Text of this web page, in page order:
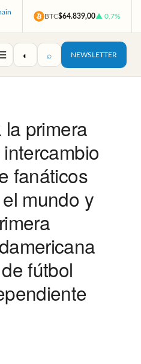
BTC$64.839,00▲ 0,7%
◐ ⌕ NEWSLETTER
primera
fanáticos
mundo y
fútbol